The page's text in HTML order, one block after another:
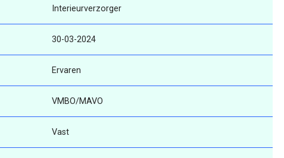
Interieurverzorger
30-03-2024
Ervaren
VMBO/MAVO
Vast